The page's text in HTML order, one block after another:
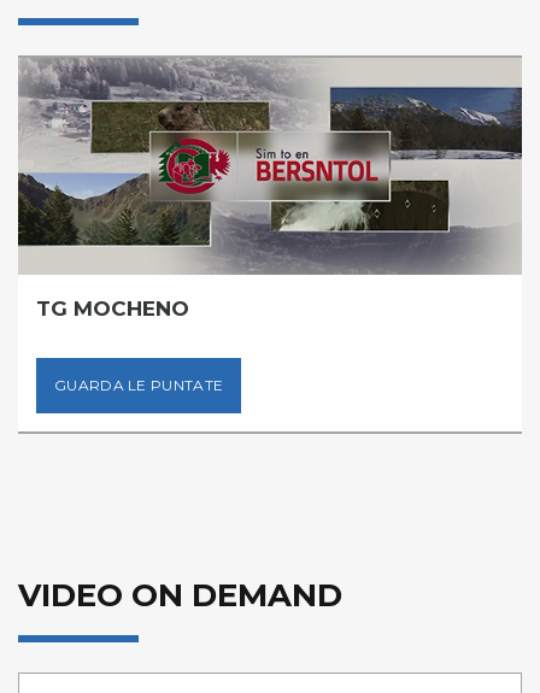
TG MOCHENO
GUARDA LE PUNTATE
VIDEO ON DEMAND